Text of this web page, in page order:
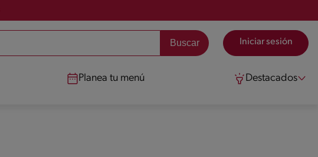
Iniciar sesión
Planea tu menú Destacados